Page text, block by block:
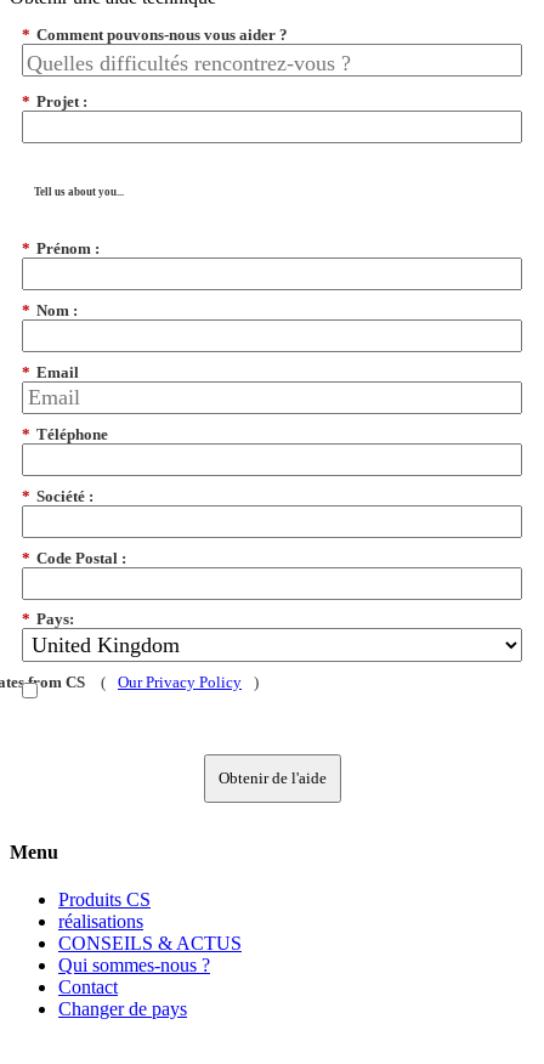
* Comment pouvons-nous vous aider ?
* Projet :
Tell us about you...
* Prénom :
* Nom :
* Email
* Téléphone
* Société :
* Code Postal :
* Pays:
from CS ( Our Privacy Policy )
Obtenir de l'aide
Menu
Produits CS
réalisations
CONSEILS & ACTUS
Qui sommes-nous ?
Contact
Changer de pays